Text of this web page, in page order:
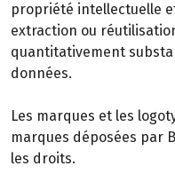
propriété intellectuelle
extraction ou
quantitativement
données.
Les marques et les
marques déposées par
les droits.